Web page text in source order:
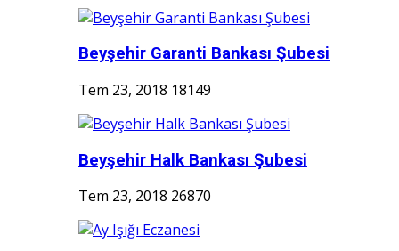
Beyşehir Garanti Bankası Şubesi
Tem 23, 2018 18149
Beyşehir Halk Bankası Şubesi
Tem 23, 2018 26870